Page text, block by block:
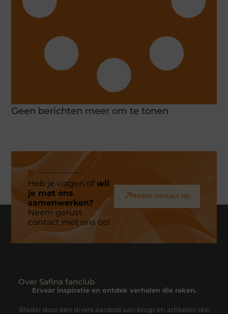
Geen berichten meer om te tonen
Heb je vragen ofwil
je met ons
samenwerken?
Neem gerust
contact met ons op!
Neem contact op
Over Safina fanclub
Ervaar inspiratie en ontdek verhalen die raken.
Blader door een divers aanbod aan blogs en artikelen die